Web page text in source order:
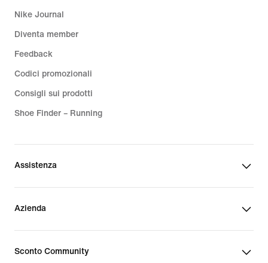
Nike Journal
Diventa member
Feedback
Codici promozionali
Consigli sui prodotti
Shoe Finder – Running
Assistenza
Azienda
Sconto Community